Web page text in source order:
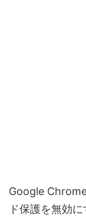
Google
ド保護を無効